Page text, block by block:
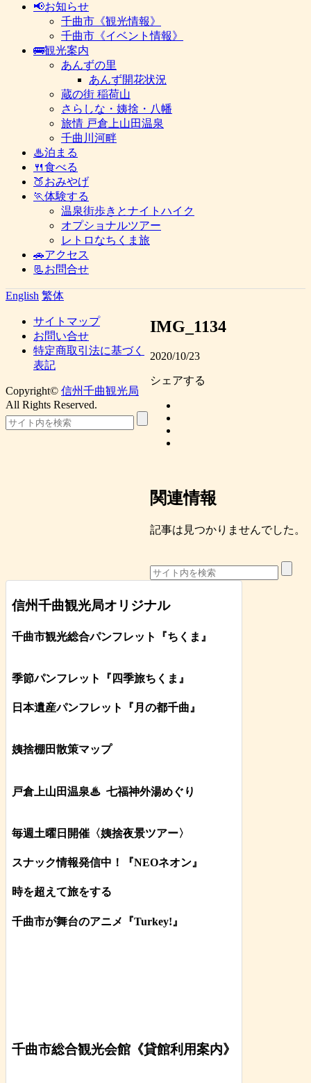
📢お知らせ
千曲市《観光情報》
千曲市《イベント情報》
🚌観光案内
あんずの里
あんず開花状況
蔵の街 稲荷山
さらしな・姨捨・八幡
旅情 戸倉上山田温泉
千曲川河畔
♨泊まる
🍴食べる
🍑おみやげ
🏃体験する
温泉街歩きとナイトハイク
オプショナルツアー
レトロなちくま旅
🚗アクセス
📃お問合せ
English 繁体
IMG_1134
2020/10/23
シェアする
関連情報
記事は見つかりませんでした。
信州千曲観光局オリジナル
千曲市観光総合パンフレット 『ちくま 』
季節パンフレット『四季旅ちくま』
日本遺産パンフレット 『月の都千曲 』
姨捨棚田散策マップ
戸倉上山田温泉♨ 七福神外湯めぐり
毎週土曜日開催〈姨捨夜景ツアー〉
スナック情報発信中！『NEOネオン』
時を超えて旅をする
千曲市が舞台のアニメ『Turkey!』
千曲市総合観光会館《貸館利用案内》
サイトマップ
お問い合せ
特定商取引法に基づく
表記
Copyright© 信州千曲観光局
All Rights Reserved.